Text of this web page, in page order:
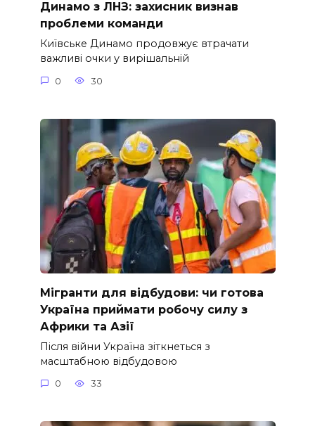
Динамо з ЛНЗ: захисник визнав
проблеми команди
Київське Динамо продовжує втрачати
важливі очки у вирішальній
0 30
Мігранти для відбудови: чи готова
Україна приймати робочу силу з
Африки та Азії
Після війни Україна зіткнеться з
масштабною відбудовою
0 33